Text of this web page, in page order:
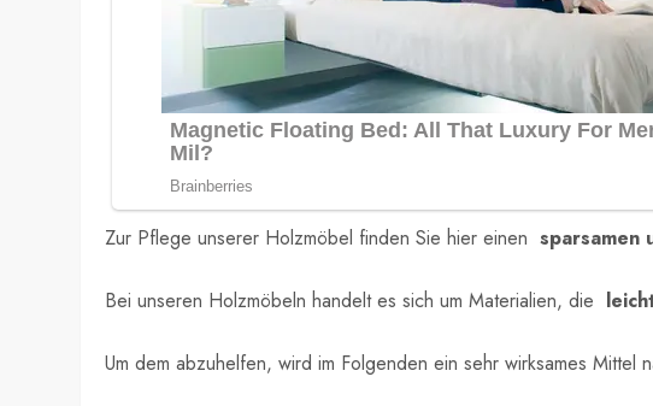
Zur Pflege unserer Holzmöbel finden Sie hier einensparsamen
Bei unseren Holzmöbeln handelt es sich um Materialien, die
Um dem abzuhelfen, wird im Folgenden ein sehr wirksames